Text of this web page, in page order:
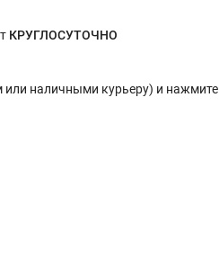
КРУГЛОСУТОЧНО
или наличными курьеру) и нажмите